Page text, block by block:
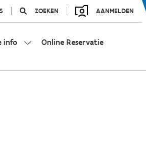
ZOEKEN AANMELDEN
info Online Reservatie